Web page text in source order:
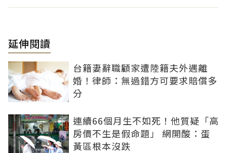
延伸閱讀
台籍妻辭職顧家遭陸籍夫外遇離
婚！律師：無過錯方可要求賠償多
分
連續66個月生不如死！他質疑「高
房價不生是假命題」 網開酸：蛋
黃區根本沒跌